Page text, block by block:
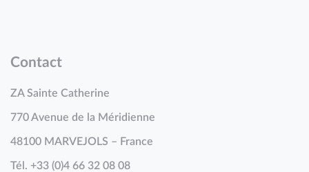
Contact
ZA Sainte Catherine
770 Avenue de la Méridienne
48100 MARVEJOLS – France
Tél. +33 (0)4 66 32 08 08